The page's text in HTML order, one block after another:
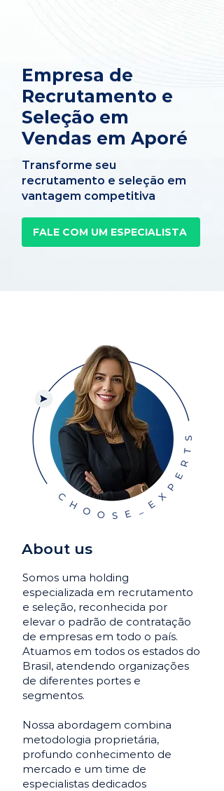
Empresa de
Recrutamento e
Seleção em
Vendas em Aporé
Transforme seu
recrutamento e seleção em
vantagem competitiva
FALE COM UM ESPECIALISTA
About us
Somos uma holding
especializada em recrutamento
e seleção, reconhecida por
elevar o padrão de contratação
de empresas em todo o país.
Atuamos em todos os estados do
Brasil, atendendo organizações
de diferentes portes e
segmentos.
Nossa abordagem combina
metodologia proprietária,
profundo conhecimento de
mercado e um time de
especialistas dedicados